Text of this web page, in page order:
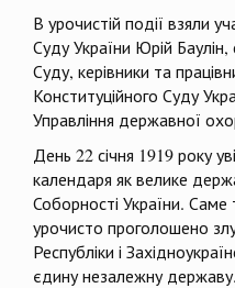
В урочистій події взяли
Суду України Юрій Баулін,
Суду, керівники та
Конституційного Суду
Управління державної
День 22 січня 1919 року
календаря як велике
Соборності України.
урочисто проголошено
Республіки і
єдину незалежну державу.